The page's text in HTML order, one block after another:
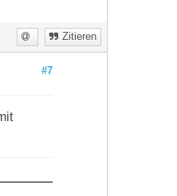
Zitieren
#7